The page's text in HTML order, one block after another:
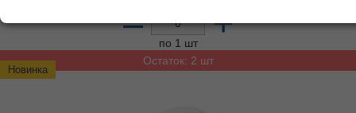
Новинка
– +
по 1 шт
Остаток: 2 шт